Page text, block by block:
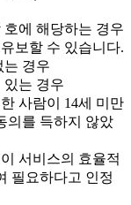
에 해당하는 경우
보할 수 있습니다.
는 경우
있는 경우
사람이 14세 미만
의를 득하지 않았
서비스의 효율적
필요하다고 인정